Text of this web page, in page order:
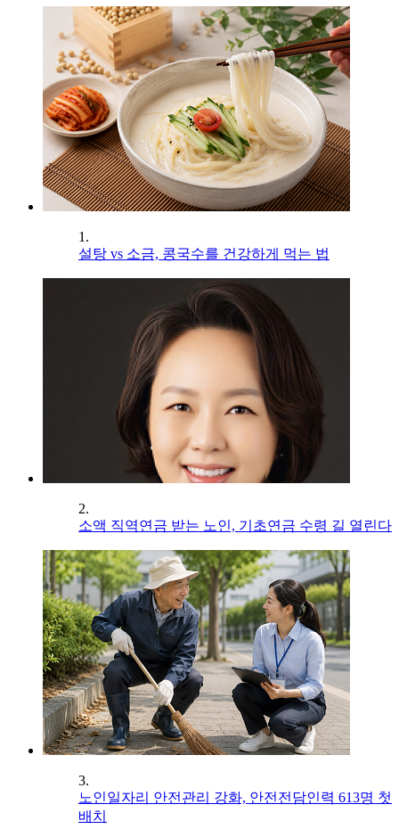
1.
설탕 vs 소금, 콩국수를 건강하게 먹는 법
2.
소액 직역연금 받는 노인, 기초연금 수령 길 열린다
3.
노인일자리 안전관리 강화, 안전전담인력 613명 첫
배치